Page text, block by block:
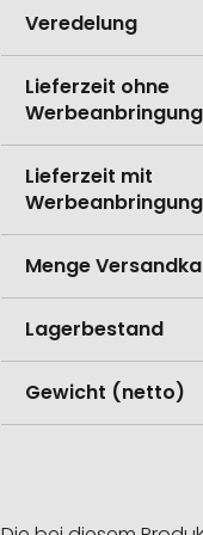
Veredelung
Lieferzeit ohne
Werbeanbringung
Lieferzeit mit
Werbeanbringung
Menge
Lagerbestand
Gewicht (netto)